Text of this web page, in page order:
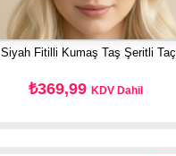
Siyah Fitilli Kumaş Taş Şeritli Taç
₺369,99KDV Dahil